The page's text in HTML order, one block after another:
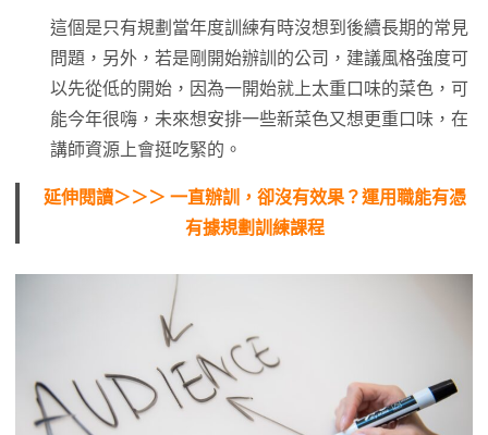
這個是只有規劃當年度訓練有時沒想到後續長期的常見
問題，另外，若是剛開始辦訓的公司，建議風格強度可
以先從低的開始，因為一開始就上太重口味的菜色，可
能今年很嗨，未來想安排一些新菜色又想更重口味，在
講師資源上會挺吃緊的。
延伸閱讀＞＞＞ 一直辦訓，卻沒有效果？運用職能有憑
有據規劃訓練課程